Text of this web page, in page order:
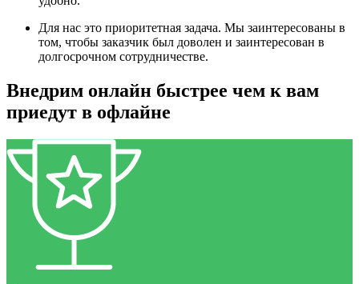
Для нас это приоритетная задача. Мы заинтересованы в
том, чтобы заказчик был доволен и заинтересован в
долгосрочном сотрудничестве.
Внедрим онлайн быстрее чем к вам
приедут в офлайне